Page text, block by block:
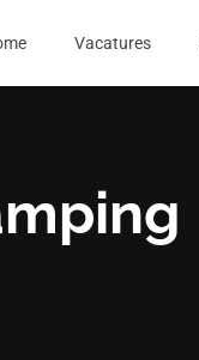
Vacatures